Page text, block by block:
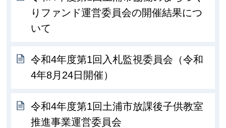
りファンド運営委員会の開催結果につ
いて
令和4年度第1回入札監視委員会（令和
4年8月24日開催）
令和4年度第1回土浦市放課後子供教室
推進事業運営委員会